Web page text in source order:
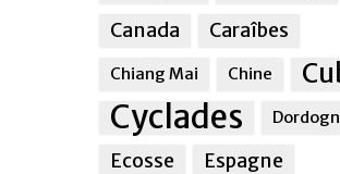
Canada
Caraîbes
Chiang Mai Chine
Cyclades
Ecosse Espagne